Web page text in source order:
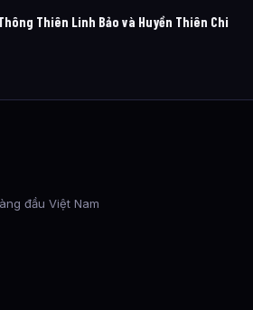
Thiên Linh Bảo và Huyền Thiên Chi
đầu Việt Nam